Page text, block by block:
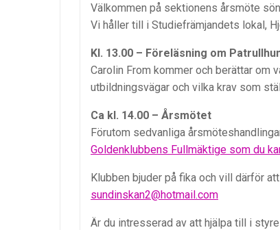
Välkommen på sektionens årsmöte
Vi håller till i Studiefrämjandets lokal,
Kl. 13.00 – Föreläsning om
Carolin From kommer och berättar om
utbildningsvägar och vilka krav som
Ca kl. 14.00 – Årsmötet
Förutom sedvanliga
Goldenklubbens Fullmäktige som du
Klubben bjuder på fika och vill därför
sundinskan2@hotmail.com
Är du intresserad av att hjälpa till i